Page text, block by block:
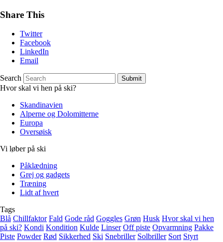
Share This
Twitter
Facebook
LinkedIn
Email
Search Submit
Hvor skal vi hen på ski?
Skandinavien
Alperne og Dolomitterne
Europa
Oversøisk
Vi løber på ski
Påklædning
Grej og gadgets
Træning
Lidt af hvert
Tags
Blå Chillfaktor Fald Gode råd Goggles Grøn Husk Hvor skal vi hen
på ski? Kondi Kondition Kulde Linser Off piste Opvarmning Pakke
Piste Powder Rød Sikkerhed Ski Snebriller Solbriller Sort Styrt